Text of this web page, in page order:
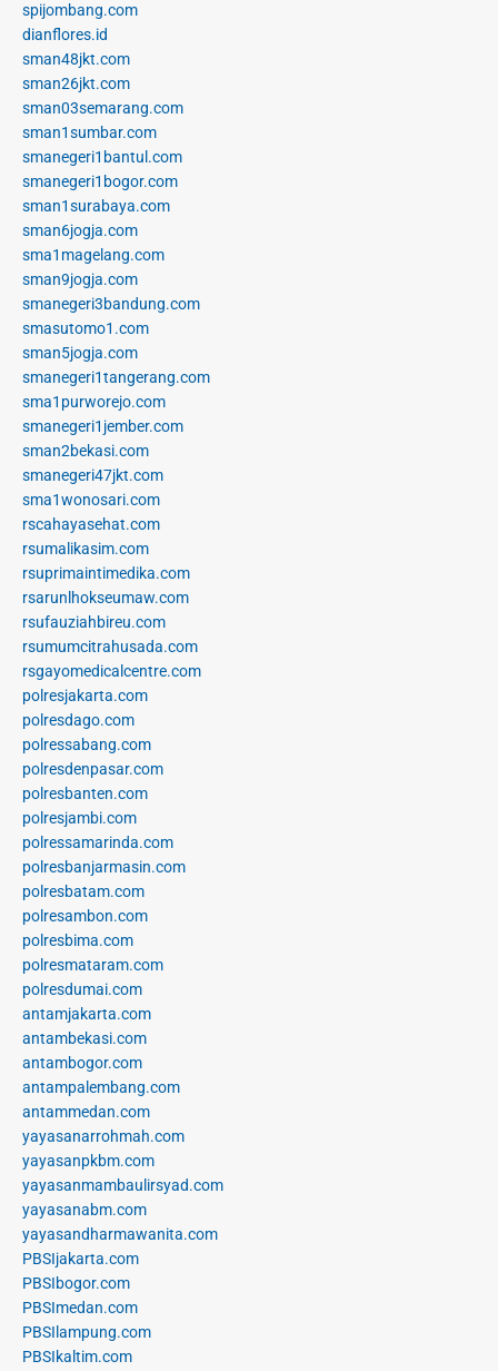
spijombang.com
dianflores.id
sman48jkt.com
sman26jkt.com
sman03semarang.com
sman1sumbar.com
smanegeri1bantul.com
smanegeri1bogor.com
sman1surabaya.com
sman6jogja.com
sma1magelang.com
sman9jogja.com
smanegeri3bandung.com
smasutomo1.com
sman5jogja.com
smanegeri1tangerang.com
sma1purworejo.com
smanegeri1jember.com
sman2bekasi.com
smanegeri47jkt.com
sma1wonosari.com
rscahayasehat.com
rsumalikasim.com
rsuprimaintimedika.com
rsarunlhokseumaw.com
rsufauziahbireu.com
rsumumcitrahusada.com
rsgayomedicalcentre.com
polresjakarta.com
polresdago.com
polressabang.com
polresdenpasar.com
polresbanten.com
polresjambi.com
polressamarinda.com
polresbanjarmasin.com
polresbatam.com
polresambon.com
polresbima.com
polresmataram.com
polresdumai.com
antamjakarta.com
antambekasi.com
antambogor.com
antampalembang.com
antammedan.com
yayasanarrohmah.com
yayasanpkbm.com
yayasanmambaulirsyad.com
yayasanabm.com
yayasandharmawanita.com
PBSIjakarta.com
PBSIbogor.com
PBSImedan.com
PBSIlampung.com
PBSIkaltim.com